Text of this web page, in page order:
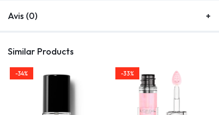
Avis (0)
Similar Products
-34% -33%